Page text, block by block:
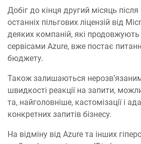
Добіг до кінця другий місяць
останніх пільгових ліцензій від
деяких компаній, які
сервісами Azure, вже постає
бюджету.
Також залишаються
швидкості реакції на запити,
та, найголовніше, кастомізації і
конкретних запитів бізнесу.
На відміну від Azure та інших